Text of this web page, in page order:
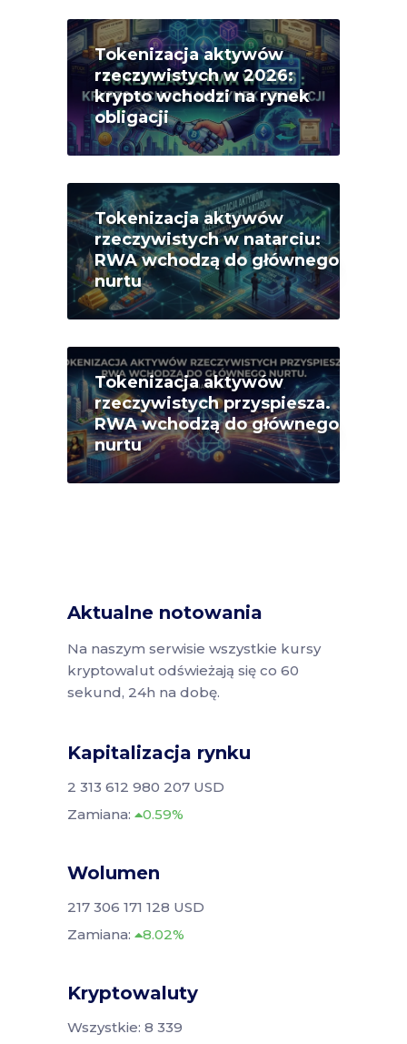
Tokenizacja aktywów
rzeczywistych w 2026:
krypto wchodzi na rynek
obligacji
Tokenizacja aktywów
rzeczywistych w natarciu:
RWA wchodzą do głównego
nurtu
Tokenizacja aktywów
rzeczywistych przyspiesza.
RWA wchodzą do głównego
nurtu
Aktualne notowania
Na naszym serwisie wszystkie kursy
kryptowalut odświeżają się co 60
sekund, 24h na dobę.
Kapitalizacja rynku
2 313 612 980 207 USD
Zamiana:
0.59%
Wolumen
217 306 171 128 USD
Zamiana:
8.02%
Kryptowaluty
Wszystkie: 8 339